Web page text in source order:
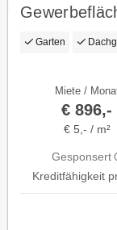
und
Garten
Miete /
€ 896,-
€ 5,- / m²
Gesponsert
Kreditfähigkeit